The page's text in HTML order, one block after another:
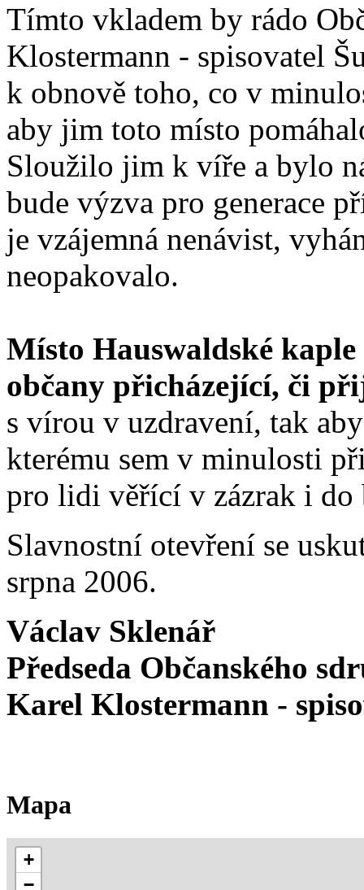
Tímto vkladem by rádo
Klostermann - spisovatel
k obnově toho, co v
aby jim toto místo
Sloužilo jim k víře a bylo
bude výzva pro generace
je vzájemná nenávist,
neopakovalo.
Místo Hauswaldské
občany přicházející, či
s vírou v uzdravení, tak
kterému sem v minulosti
pro lidi věřící v zázrak i do
Slavnostní otevření se
srpna 2006.
Václav Sklenář
Předseda Občanského
Karel Klostermann -
Mapa